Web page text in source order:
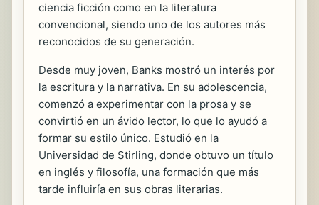
ciencia ficción como en la literatura
convencional, siendo uno de los autores más
reconocidos de su generación.
Desde muy joven, Banks mostró un interés por
la escritura y la narrativa. En su adolescencia,
comenzó a experimentar con la prosa y se
convirtió en un ávido lector, lo que lo ayudó a
formar su estilo único. Estudió en la
Universidad de Stirling, donde obtuvo un título
en inglés y filosofía, una formación que más
tarde influiría en sus obras literarias.